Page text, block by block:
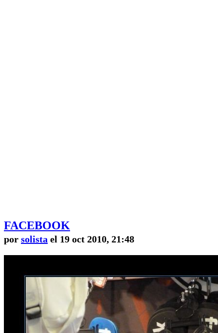
FACEBOOK
por solista el 19 oct 2010, 21:48